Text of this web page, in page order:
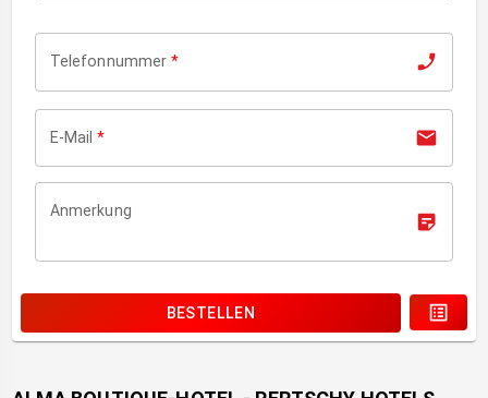
Telefonnummer *
E-Mail *
Anmerkung
BESTELLEN